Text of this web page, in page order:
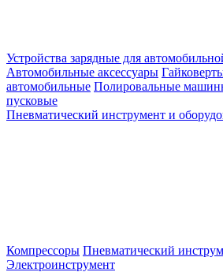
Устройства зарядные для
Автомобильные аксессуары
автомобильные Полировальные
пусковые
Пневматический инструмент и
Компрессоры Пневматический
Электроинструмент